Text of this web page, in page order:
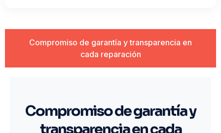
Compromiso de garantía y transparencia en
cada reparación
Compromiso de garantía y
transparencia en cada